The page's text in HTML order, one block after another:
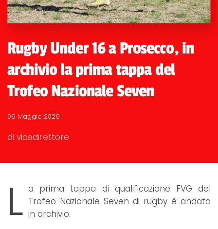
Rugby Under 16 a Prosecco, in
archivio la prima tappa del
Trofeo Nazionale Seven
06 Maggio 2026
di vicedirettore
L a prima tappa di qualificazione FVG del
Trofeo Nazionale Seven di rugby è andata
in archivio.